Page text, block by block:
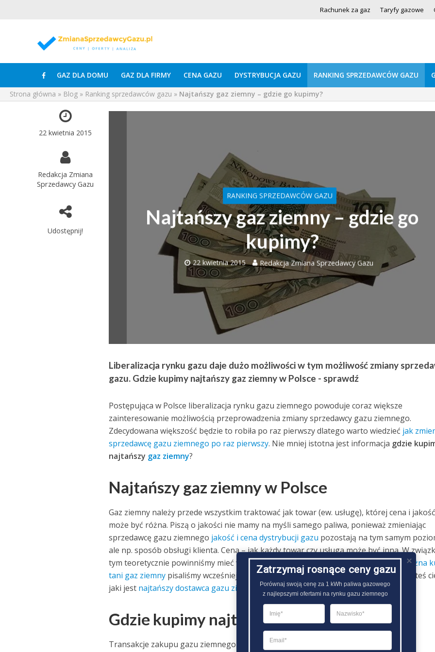
Rachunek za gaz Taryfy gazowe
GAZ DLA DOMU GAZ DLA FIRMY CENA GAZU DYSTRYBUCJA GAZU RANKING SPRZEDAWCÓW GAZU
Strona główna » Blog » Ranking sprzedawców gazu » Najtańszy gaz ziemny – gdzie go kupimy?
22 kwietnia 2015
Redakcja Zmiana
Sprzedawcy Gazu
Udostępnij!
RANKING SPRZEDAWCÓW GAZU
Najtańszy gaz ziemny – gdzie go
kupimy?
22 kwietnia 2015 Redakcja Zmiana Sprzedawcy Gazu
Liberalizacja rynku gazu daje dużo możliwości w tym możliwość zmiany
gazu. Gdzie kupimy najtańszy gaz ziemny w Polsce - sprawdź
Postępująca w Polsce liberalizacja rynku gazu ziemnego powoduje coraz większe
zainteresowanie możliwością przeprowadzenia zmiany sprzedawcy gazu ziemnego.
Zdecydowana większość będzie to robiła po raz pierwszy dlatego warto wiedzieć jak
sprzedawcę gazu ziemnego po raz pierwszy. Nie mniej istotna jest informacja gdzie
najtańszy gaz ziemny?
Najtańszy gaz ziemny w Polsce
Gaz ziemny należy przede wszystkim traktować jak towar (ew. usługę), której cena i jakość
może być różna. Piszą o jakości nie mamy na myśli samego paliwa, ponieważ zmieniając
sprzedawcę gazu ziemnego jakość i cena dystrybucji gazu pozostają na tym samym
ale np. sposób obsługi klienta. Cena – jak każdy towar czy usługa może być inna. W
tym teoretycznie powinniśmy mieć w czym wybierać. O tym u jakiegosprzedawcy można
tani gaz ziemny pisaliśmy wcześniej. Dzisiaj skupimy się na „miejscach” transakcji. Jesteś
jaki jest najtańszy dostawca gazu ziemnego?
Gdzie kupimy najtańszy gaz ziemny?
Transakcje zakupu gazu ziemnego możemy przeprowadzić w następujący sposób:
Zatrzymaj rosnące ceny gazu
Porównaj swoją cenę za 1 kWh paliwa gazowego
z najlepszymi ofertami na rynku gazu ziemnego